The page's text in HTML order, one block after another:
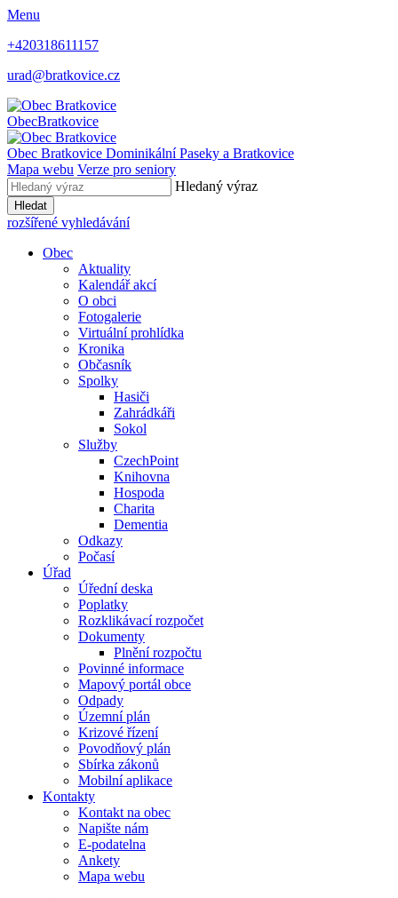
Menu
+420318611157
urad@bratkovice.cz
ObecBratkovice
Obec Bratkovice Dominikální Paseky a Bratkovice
Mapa webu Verze pro seniory
Hledaný výraz
Hledat
rozšířené vyhledávání
Obec
Aktuality
Kalendář akcí
O obci
Fotogalerie
Virtuální prohlídka
Kronika
Občasník
Spolky
Hasiči
Zahrádkáři
Sokol
Služby
CzechPoint
Knihovna
Hospoda
Charita
Dementia
Odkazy
Počasí
Úřad
Úřední deska
Poplatky
Rozklikávací rozpočet
Dokumenty
Plnění rozpočtu
Povinné informace
Mapový portál obce
Odpady
Územní plán
Krizové řízení
Povodňový plán
Sbírka zákonů
Mobilní aplikace
Kontakty
Kontakt na obec
Napište nám
E-podatelna
Ankety
Mapa webu